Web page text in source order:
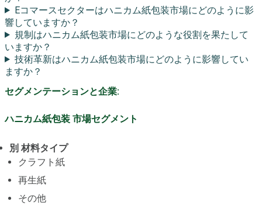
Eコマースセクターはハニカム紙包装市場にどのように影
響していますか？
規制はハニカム紙包装市場にどのような役割を果たして
いますか？
技術革新はハニカム紙包装市場にどのように影響してい
ますか？
セグメンテーションと企業:
ハニカム紙包装 市場セグメント
別 材料タイプ
クラフト紙
再生紙
その他